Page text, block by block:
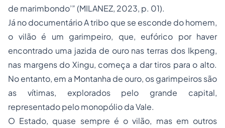
de marimbondo’” (MILANEZ, 2023, p. 01).
Já no documentárioA tribo que se esconde do homem,
o vilão é um garimpeiro, que, eufórico por haver
encontrado uma jazida de ouro nas terras dos Ikpeng,
nas margens do Xingu, começa a dar tiros para o alto.
No entanto, em a Montanha de ouro, os garimpeiros são
as vítimas, explorados pelo grande capital,
representado pelo monopólio da Vale.
O Estado, quase sempre é o vilão, mas em outros